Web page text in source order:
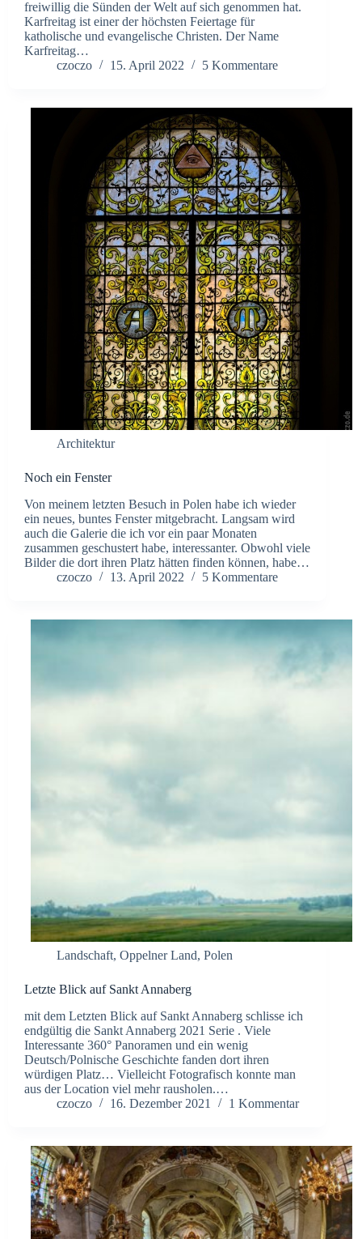
freiwillig die Sünden der Welt auf sich genommen hat.
Karfreitag ist einer der höchsten Feiertage für
katholische und evangelische Christen. Der Name
Karfreitag…
czoczo
15. April 2022 5 Kommentare
Architektur
Noch ein Fenster
Von meinem letzten Besuch in Polen habe ich wieder
ein neues, buntes Fenster mitgebracht. Langsam wird
auch die Galerie die ich vor ein paar Monaten
zusammen geschustert habe, interessanter. Obwohl viele
Bilder die dort ihren Platz hätten finden können, habe…
czoczo
13. April 2022 5 Kommentare
Landschaft, Oppelner Land, Polen
Letzte Blick auf Sankt Annaberg
mit dem Letzten Blick auf Sankt Annaberg schlisse ich
endgültig die Sankt Annaberg 2021 Serie . Viele
Interessante 360° Panoramen und ein wenig
Deutsch/Polnische Geschichte fanden dort ihren
würdigen Platz… Vielleicht Fotografisch konnte man
aus der Location viel mehr rausholen.…
czoczo
16. Dezember 2021 1 Kommentar